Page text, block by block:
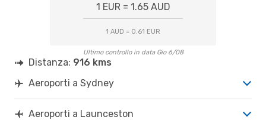
1 EUR = 1.65 AUD
1 AUD = 0.61 EUR
Ultimo controllo in data Gio 6/08
Distanza: 916 kms
Aeroporti a Sydney
Aeroporti a Launceston